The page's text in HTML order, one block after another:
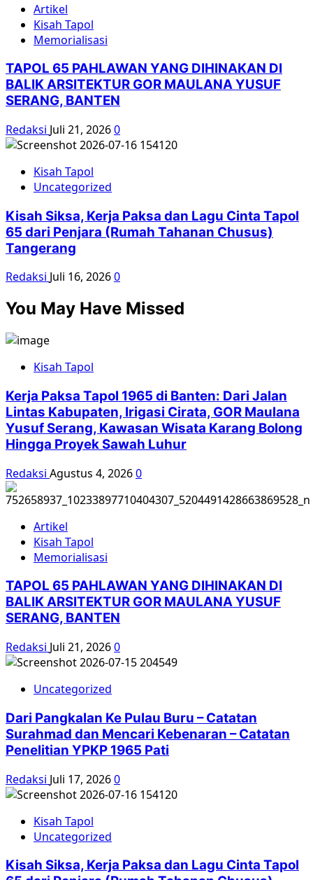
Artikel
Kisah Tapol
Memorialisasi
TAPOL 65 PAHLAWAN YANG DIHINAKAN DI
BALIK ARSITEKTUR GOR MAULANA YUSUF
SERANG, BANTEN
Redaksi Juli 21, 20260
Kisah Tapol
Uncategorized
Kisah Siksa, Kerja Paksa dan Lagu Cinta Tapol
65 dari Penjara (Rumah Tahanan Chusus)
Tangerang
Redaksi Juli 16, 20260
You May Have Missed
Kisah Tapol
Kerja Paksa Tapol 1965 di Banten: Dari Jalan
Lintas Kabupaten, Irigasi Cirata, GOR Maulana
Yusuf Serang, Kawasan Wisata Karang Bolong
Hingga Proyek Sawah Luhur
Redaksi Agustus 4, 20260
Artikel
Kisah Tapol
Memorialisasi
TAPOL 65 PAHLAWAN YANG DIHINAKAN DI
BALIK ARSITEKTUR GOR MAULANA YUSUF
SERANG, BANTEN
Redaksi Juli 21, 20260
Uncategorized
Dari Pangkalan Ke Pulau Buru – Catatan
Surahmad dan Mencari Kebenaran – Catatan
Penelitian YPKP 1965 Pati
Redaksi Juli 17, 20260
Kisah Tapol
Uncategorized
Kisah Siksa, Kerja Paksa dan Lagu Cinta Tapol